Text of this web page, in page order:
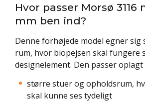
Hvor passer Morsø 3116
mm ben ind?
Denne forhøjede model egner
rum, hvor biopejsen skal fungere
designelement. Den passer oplagt
større stuer og opholdsrum,
skal kunne ses tydeligt